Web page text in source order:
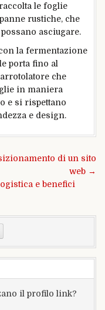
le foglie
rustiche, che
asciugare.
la fermentazione
porta fino al
che
in maniera
e si rispettano
e design.
di un sito
web →
e benefici
il profilo link?